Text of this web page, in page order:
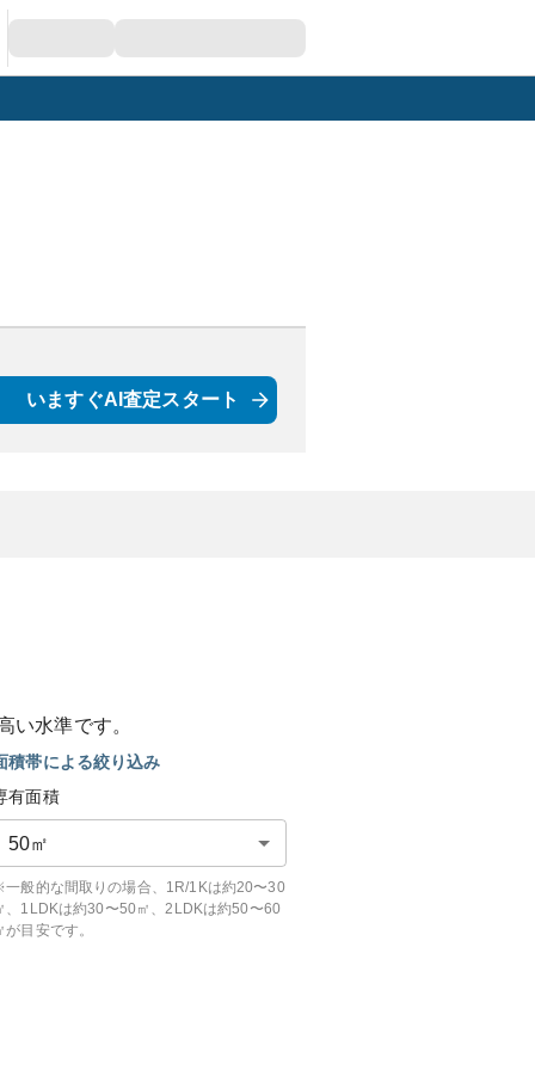
いますぐAI査定スタート
い水準です。
積帯による絞り込み
有面積
50㎡
般的な間取りの場合、1R/1Kは約20〜30
、1LDKは約30〜50㎡、2LDKは約50〜60
が目安です。